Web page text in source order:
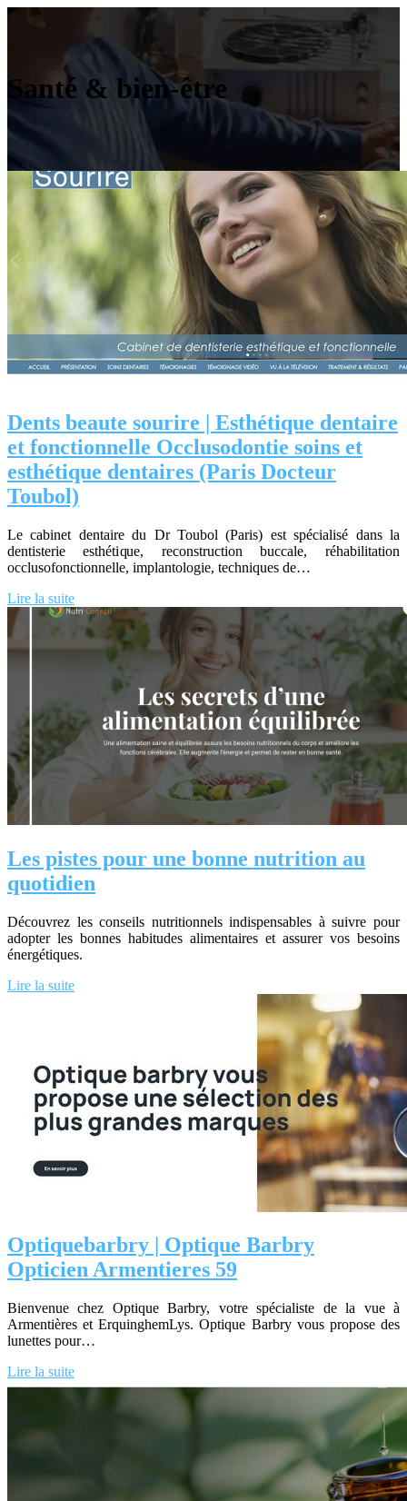
Santé & bien-être
Dents beaute sourire | Esthétique dentaire
et fonction­nel­le Occluso­don­tie soins et
esthétique dentaires (Paris Docteur
Toubol)
Le cabinet dentaire du Dr Toubol (Paris) est spécialisé dans la
dentisterie esthétique, reconstruction buccale, réhabilitation
occlusofonctionnelle, implantologie, techniques de…
Lire la suite
Les pistes pour une bonne nutrition au
quotidien
Découvrez les conseils nutritionnels indispensables à suivre pour
adopter les bonnes habitudes alimentaires et assurer vos besoins
énergétiques.
Lire la suite
Op­tique­barbry | Optique Barbry
Opticien Armentieres 59
Bienvenue chez Optique Barbry, votre spécialiste de la vue à
Armentières et ErquinghemLys. Optique Barbry vous propose des
lunettes pour…
Lire la suite